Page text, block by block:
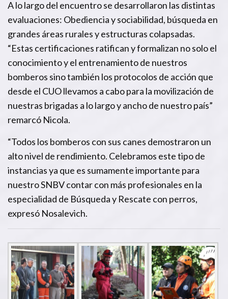
A lo largo del encuentro se desarrollaron las distintas
evaluaciones: Obediencia y sociabilidad, búsqueda en
grandes áreas rurales y estructuras colapsadas.
“Estas certificaciones ratifican y formalizan no solo el
conocimiento y el entrenamiento de nuestros
bomberos sino también los protocolos de acción que
desde el CUO llevamos a cabo para la movilización de
nuestras brigadas a lo largo y ancho de nuestro país”
remarcó Nicola.
“Todos los bomberos con sus canes demostraron un
alto nivel de rendimiento. Celebramos este tipo de
instancias ya que es sumamente importante para
nuestro SNBV contar con más profesionales en la
especialidad de Búsqueda y Rescate con perros,
expresó Nosalevich.